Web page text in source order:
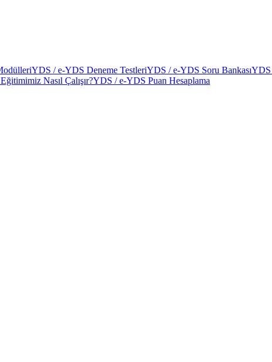
YDS / e-YDS Deneme TestleriYDS / e-YDS Soru BankasıYDS
Nasıl Çalışır?YDS / e-YDS Puan Hesaplama